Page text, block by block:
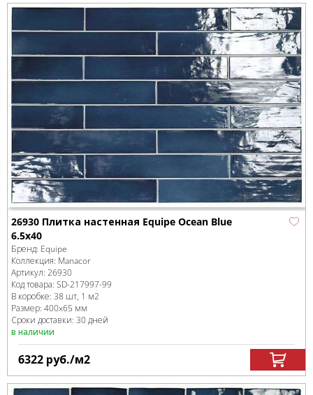
26930 Плитка настенная Equipe Ocean Blue
6.5x40
Бренд: Equipe
Коллекция: Manacor
Артикул: 26930
Код товара: SD-217997-99
В коробке: 38 шт, 1 м2
Размер: 400x65 мм
Сроки доставки: 30 дней
в наличии
6322 руб./м2